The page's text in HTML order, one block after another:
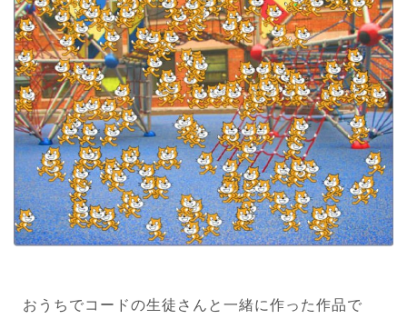
おうちでコードの生徒さんと一緒に作った作品で